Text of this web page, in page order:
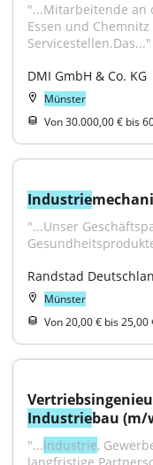
"...Mitarbeitende an
Essen und
Servicestellen.Das..."
DMI GmbH & Co. KG
Münster
Von 30.000,00 € bis
Industrie
"...Unser
Randstad
Münster
Von 20,00 € bis 25,00
Industriebau (m/
"...Industrie,